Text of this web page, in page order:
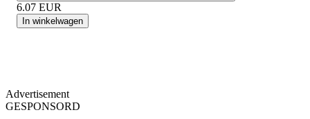
6.07 EUR
In winkelwagen
Advertisement
GESPONSORD